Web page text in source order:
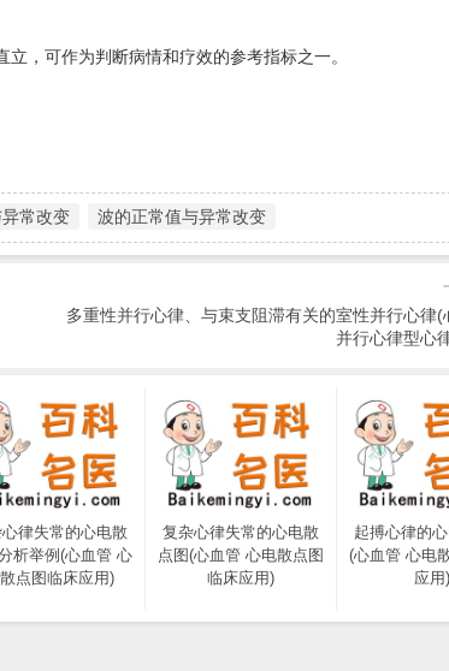
，可作为判断病情和疗效的参考指标之一。
常改变 波的正常值与异常改变
多重性并行心律、与束支阻滞有关的室性并行心律(
并行心律型心
律失常的心电散
析举例(心血管 心
点图临床应用)
复杂心律失常的心电散
点图(心血管 心电散点图
临床应用)
起搏心律的
(心血管 心电
应用)